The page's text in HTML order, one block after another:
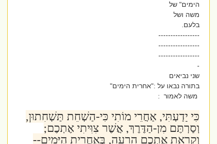
הימים" של
משה ושל
בלעם.
-----------------
-----------------
-----------------
שני נביאים
בתורה נבאו על :"אחרית הימים"
משה לאמור :
כִּי יָדַעְתִּי, אַחֲרֵי מוֹתִי כִּי-הַשְׁחֵת תַּשְׁחִתוּן,
וְסַרְתֶּם מִן-הַדֶּרֶךְ, אֲשֶׁר צִוִּיתִי אֶתְכֶם;
וְקָרָאת אֶתְכֶם הָרָעָה, בְּאַחֲרִית הַיָּמִים--